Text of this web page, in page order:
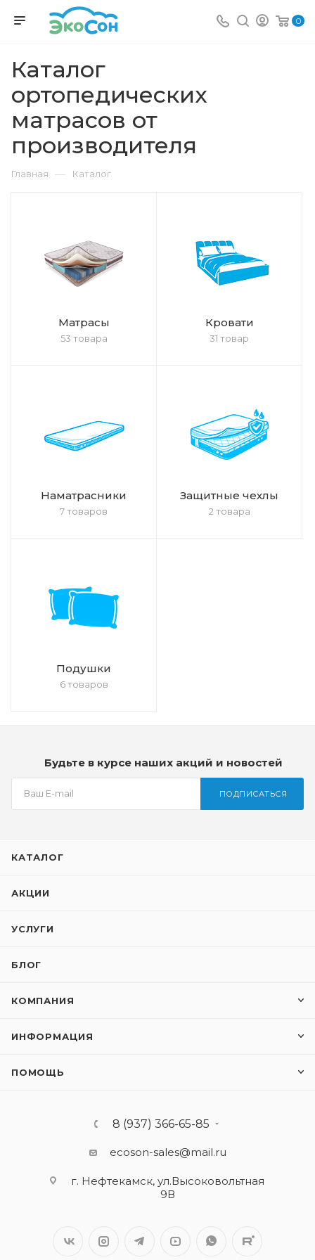
0
Каталог
ортопедических
матрасов от
производителя
Главная — Каталог
Матрасы
53 товара
Кровати
31 товар
Наматрасники
7 товаров
Защитные чехлы
2 товара
Подушки
6 товаров
Будьте в курсе наших акций и новостей
ПОДПИСАТЬСЯ
КАТАЛОГ
АКЦИИ
УСЛУГИ
БЛОГ
КОМПАНИЯ
ИНФОРМАЦИЯ
ПОМОЩЬ
8 (937) 366-65-85
ecoson-sales@mail.ru
г. Нефтекамск, ул.Высоковольтная
9В